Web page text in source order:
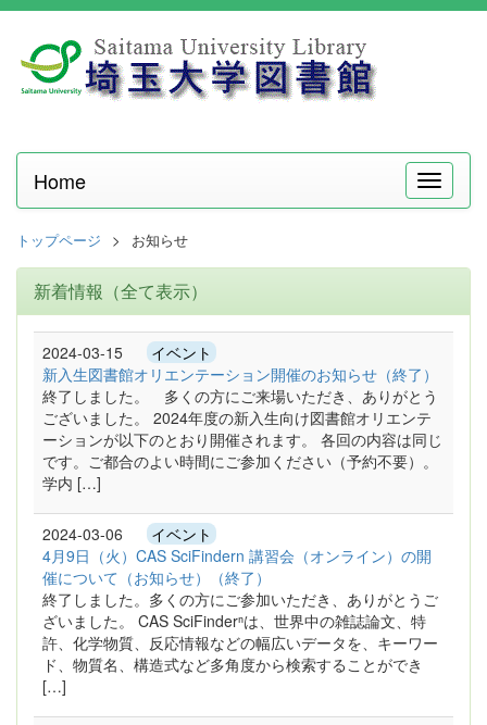
メ
ニ
Home
トップページ お知らせ
新着情報（全て表示）
2024-03-15 イベント
新入生図書館オリエンテーション開催のお知らせ（終了）
終了しました。 多くの方にご来場いただき、ありがとう
ございました。 2024年度の新入生向け図書館オリエンテ
ーションが以下のとおり開催されます。 各回の内容は同じ
です。ご都合のよい時間にご参加ください（予約不要）。
学内 […]
2024-03-06 イベント
4月9日（火）CAS SciFindern 講習会（オンライン）の開
催について（お知らせ）（終了）
終了しました。多くの方にご参加いただき、ありがとうご
ざいました。 CAS SciFinderⁿは、世界中の雑誌論文、特
許、化学物質、反応情報などの幅広いデータを、キーワー
ド、物質名、構造式など多角度から検索することができ
[…]